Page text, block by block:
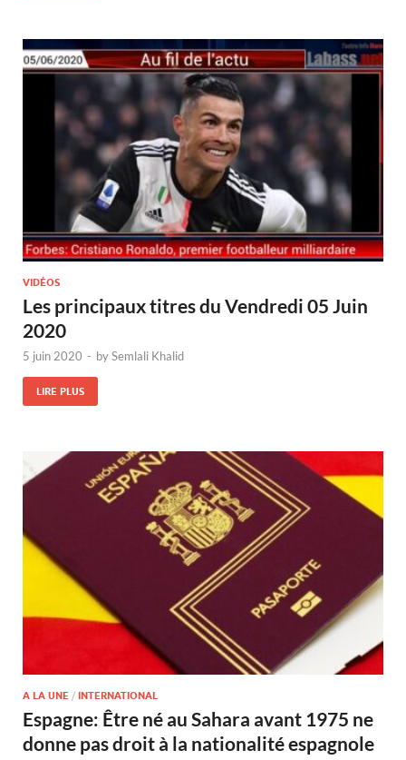
VIDÉOS
Les principaux titres du Vendredi 05 Juin
2020
5 juin 2020 - bySemlali Khalid
LIRE PLUS
A LA UNE / INTERNATIONAL
Espagne: Être né au Sahara avant 1975 ne
donne pas droit à la nationalité espagnole